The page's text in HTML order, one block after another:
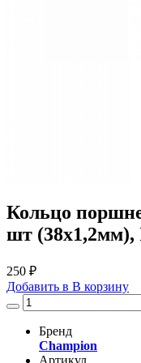
Кольцо
шт (38х1,2мм),
250 ₽
Добавить в В корзину
Бренд
Champion
Артикул